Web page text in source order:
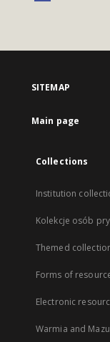
SITEMAP
Main page
Collections
Institution
Kolekcje osób
Themed
Forms of
Electronic
Warmia and